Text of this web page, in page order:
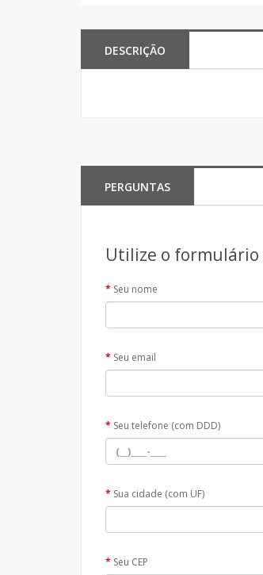
DESCRIÇÃO
PERGUNTAS
Utilize o formulário
Seu nome
Seu email
Seu telefone (com DDD)
Sua cidade (com UF)
Seu CEP